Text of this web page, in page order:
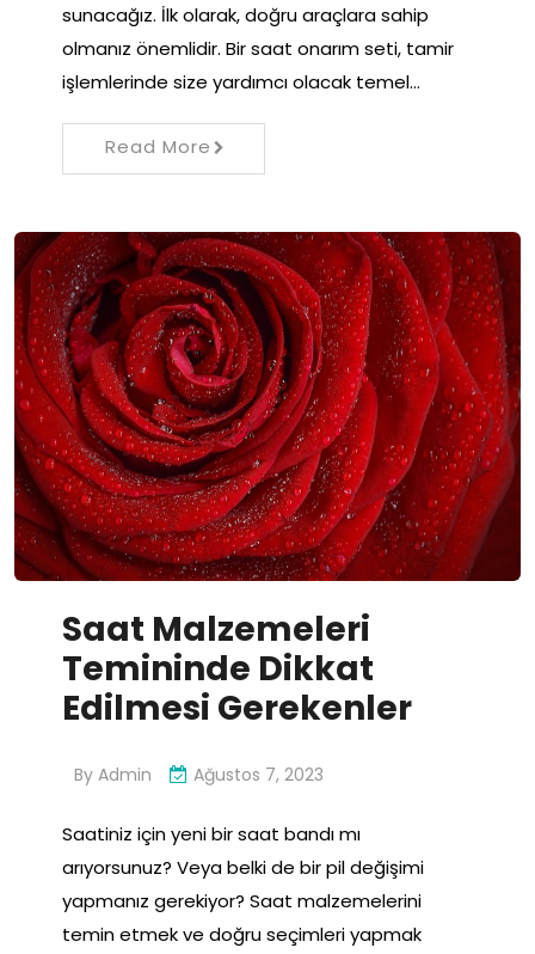
sunacağız. İlk olarak, doğru araçlara sahip
olmanız önemlidir. Bir saat onarım seti, tamir
işlemlerinde size yardımcı olacak temel…
Read More
Saat Malzemeleri
Temininde Dikkat
Edilmesi Gerekenler
By Admin Ağustos 7, 2023
Saatiniz için yeni bir saat bandı mı
arıyorsunuz? Veya belki de bir pil değişimi
yapmanız gerekiyor? Saat malzemelerini
temin etmek ve doğru seçimleri yapmak